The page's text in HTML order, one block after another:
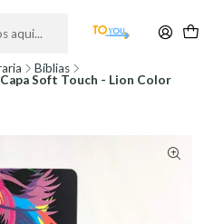
Bíblias
Soft Touch - Lion Color